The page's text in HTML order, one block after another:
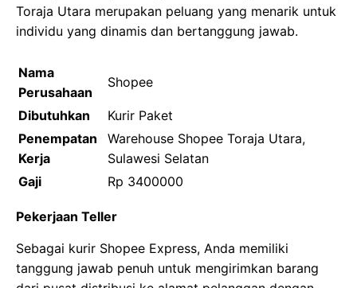
Toraja Utara merupakan peluang yang menarik untuk
individu yang dinamis dan bertanggung jawab.
Nama
Perusahaan
Shopee
Dibutuhkan
Kurir Paket
Penempatan
Kerja
Warehouse Shopee Toraja Utara,
Sulawesi Selatan
Gaji
Rp 3400000
Pekerjaan Teller
Sebagai kurir Shopee Express, Anda memiliki
tanggung jawab penuh untuk mengirimkan barang